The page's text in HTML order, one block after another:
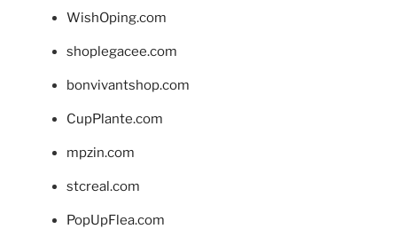
WishOping.com
shoplegacee.com
bonvivantshop.com
CupPlante.com
mpzin.com
stcreal.com
PopUpFlea.com